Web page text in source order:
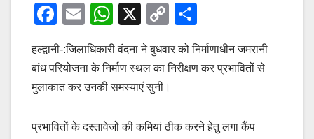
F
c
e
o
E
ail
W
at
s
p
X
C
p
n
h
ar
हल्द्वानी-:जिलाधिकारी वंदना ने बुधवार को निर्माणाधीन जमरानी
बांध परियोजना के निर्माण स्थल का निरीक्षण कर प्रभावितों से
मुलाकात कर उनकी समस्याएं सुनी।
प्रभावितों के दस्तावेजों की कमियां ठीक करने हेतु लगा कैंप